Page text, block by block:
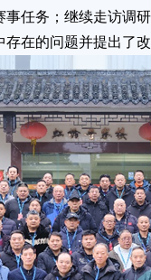
任务；继续走访调
在的问题并提出了